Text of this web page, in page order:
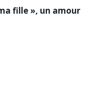
fille », un amour